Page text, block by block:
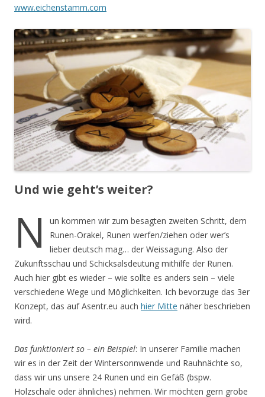
www.eichenstamm.com
Und wie geht’s weiter?
N
un kommen wir zum besagten zweiten Schritt, dem
Runen-Orakel, Runen werfen/ziehen oder wer’s
lieber deutsch mag… der Weissagung. Also der
Zukunftsschau und Schicksalsdeutung mithilfe der Runen.
Auch hier gibt es wieder – wie sollte es anders sein – viele
verschiedene Wege und Möglichkeiten. Ich bevorzuge das 3er
Konzept, das auf Asentr.eu auch hier Mitte näher beschrieben
wird.
Das funktioniert so – ein Beispiel: In unserer Familie machen
wir es in der Zeit der Wintersonnwende und Rauhnächte so,
dass wir uns unsere 24 Runen und ein Gefäß (bspw.
Holzschale oder ähnliches) nehmen. Wir möchten gern grobe